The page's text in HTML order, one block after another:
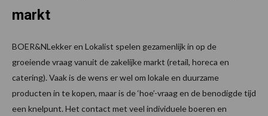
markt
BOER&NLekker en Lokalist spelen gezamenlijk in op de
groeiende vraag vanuit de zakelijke markt (retail, horeca en
catering). Vaak is de wens er wel om lokale en duurzame
producten in te kopen, maar is de ‘hoe’-vraag en de benodigde tijd
een knelpunt. Het contact met veel individuele boeren en